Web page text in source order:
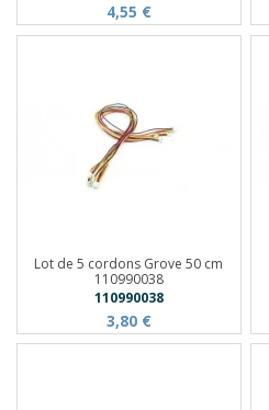
4,55 €
Lot de 5 cordons Grove 50 cm
110990038
110990038
3,80 €